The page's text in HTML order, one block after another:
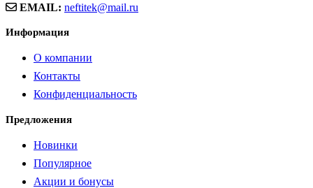
EMAIL: neftitek@mail.ru
Информация
О компании
Контакты
Конфиденциальность
Предложения
Новинки
Популярное
Акции и бонусы